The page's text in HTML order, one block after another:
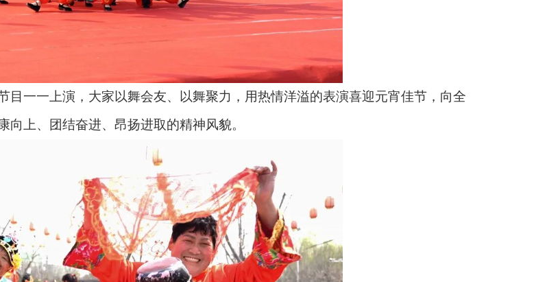
一一上演，大家以舞会友、以舞聚力，用热情洋溢的表演喜迎元宵佳节，向全
上、团结奋进、昂扬进取的精神风貌。